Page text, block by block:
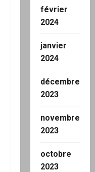
février
2024
janvier
2024
décembre
2023
novembre
2023
octobre
2023